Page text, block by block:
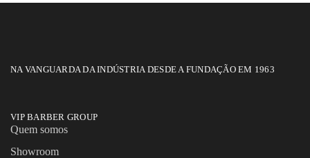
NA VANGUARDA DA INDÚSTRIA DESDE A FUNDAÇÃO EM 1963
VIP BARBER GROUP
Quem somos
Showroom